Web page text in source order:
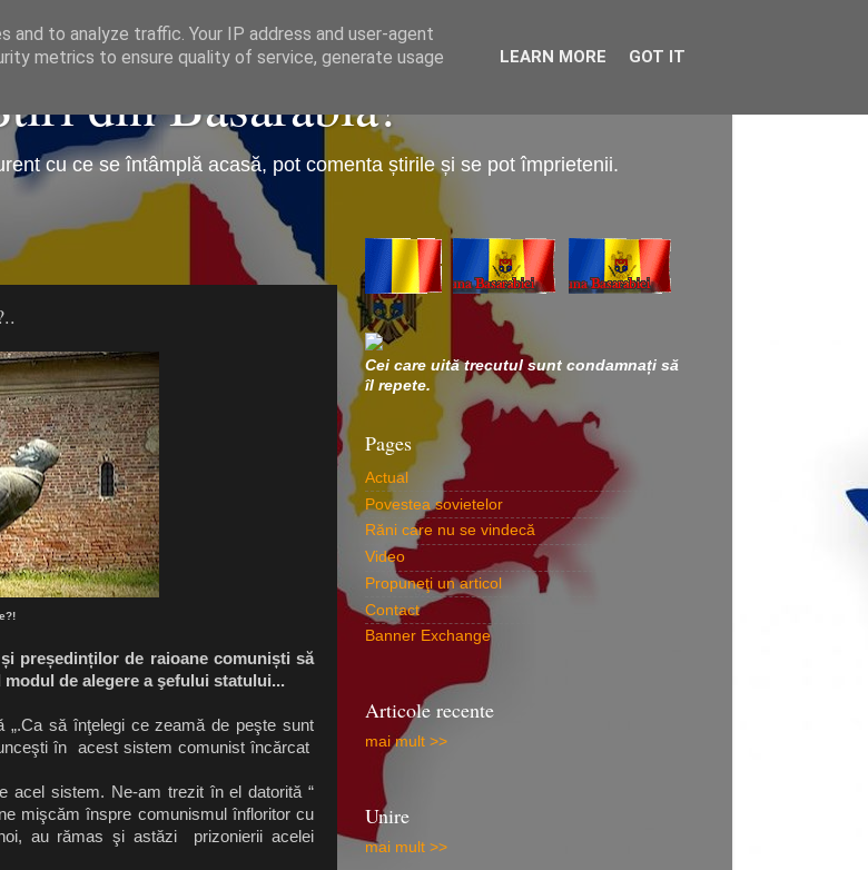
din Basarabia!
cu ce se întâmplă acasă, pot comenta știrile și se pot împrietenii.
președinților de raioane comuniști să
de alegere a şefului statului...
„.Ca să înţelegi ce zeamă de peşte sunt
în acest sistem comunist încărcat
acel sistem. Ne-am trezit în el datorită “
mişcăm înspre comunismul înfloritor cu
au rămas şi astăzi prizonierii acelei
Cei care uită trecutul sunt condamnați să
îl repete.
Pages
Actual
Povestea sovietelor
Răni care nu se vindecă
Video
Propuneţi un articol
Contact
Banner Exchange
Articole recente
mai mult >>
Unire
mai mult >>
to analyze traffic. Your IP address and user-agent
metrics to ensure quality of service, generate usage
LEARN MORE GOT IT